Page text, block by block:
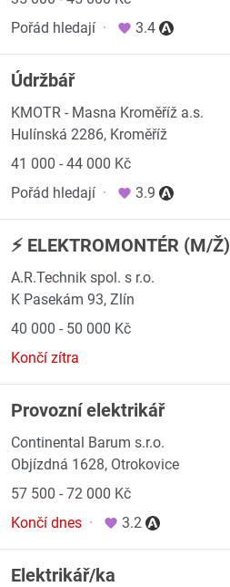
Pořád hledají · 3.4
Údržbář
KMOTR - Masna Kroměříž a.s.
Hulínská 2286, Kroměříž
41 000 - 44 000 Kč
Pořád hledají · 3.9
⚡ ELEKTROMONTÉR (M/Ž)
A.R.Technik spol. s r.o.
K Pasekám 93, Zlín
40 000 - 50 000 Kč
Končí zítra
Provozní elektrikář
Continental Barum s.r.o.
Objízdná 1628, Otrokovice
57 500 - 72 000 Kč
Končí dnes · 3.2
Elektrikář/ka